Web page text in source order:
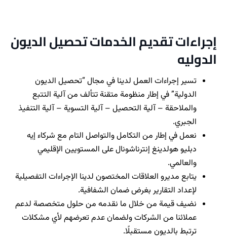
إجراءات تقديم الخدمات تحصيل الديون
الدوليه
تسير إجراءات العمل لدينا في مجال “تحصيل الديون
الدولية” في إطار منظومة متقنة تتألف من آلية التتبع
والملاحقة – آلية التحصيل – آلية التسوية – آلية التنفيذ
الجبري.
نعمل في إطار من التكامل والتواصل التام مع شركاء إيه
دبليو هولدينغ إنترناشونال على المستويين الإقليمي
والعالمي.
يتابع مديرو العلاقات المختصون لدينا الإجراءات التفصيلية
لإعداد التقارير بغرض ضمان الشفافية.
نضيف قيمة من خلال ما نقدمه من حلول متخصصة لدعم
عملائنا من الشركات ولضمان عدم تعرضهم لأي مشكلات
ترتبط بالديون مستقبلًا.